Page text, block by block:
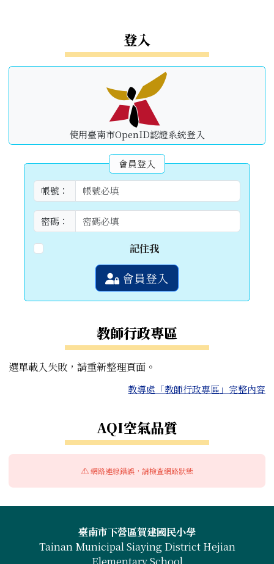
登入
使用臺南市OpenID認證系統登入
會員登入
帳號：
密碼：
記住我
會員登入
教師行政專區
選單載入失敗，請重新整理頁面。
教導處「教師行政專區」完整內容
AQI空氣品質
⚠️ 網路連線錯誤，請檢查網路狀態
頁尾區域內容臺南市下營區賀建國民小學
Tainan Municipal Siaying District Hejian
Elementary School